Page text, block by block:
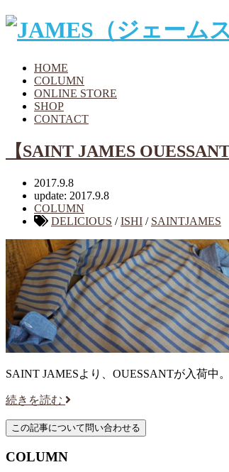
HOME
COLUMN
ONLINE STORE
SHOP
CONTACT
【SAINT JAMES OUESSANT
2017.9.8
update: 2017.9.8
COLUMN
DELICIOUS /ISHI / SAINTJAMES
SAINT JAMESより、OUESSANTが入荷中。
続きを読む
COLUMN